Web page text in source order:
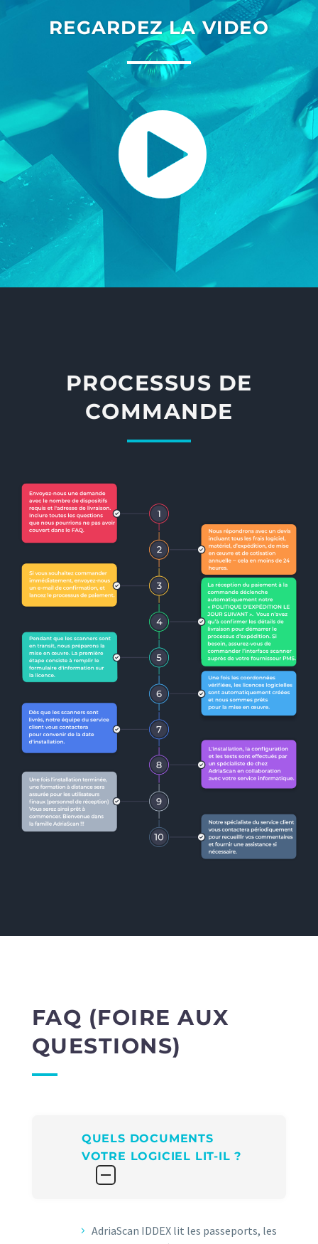
REGARDEZ LA VIDEO
PROCESSUS DE
COMMANDE
FAQ (FOIRE AUX
QUESTIONS)
QUELS DOCUMENTS
VOTRE LOGICIEL LIT-IL ?
AdriaScan IDDEX lit les passeports, les